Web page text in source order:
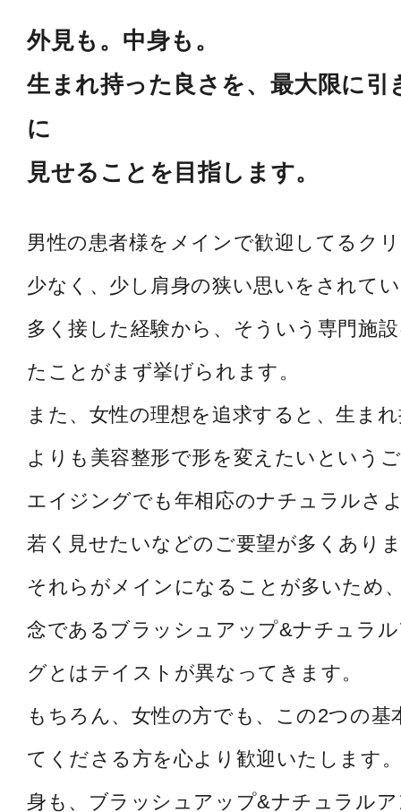
外見も。中身も。
生まれ持った良さを、最大限に引
に
見せることを目指します。
男性の患者様をメインで歓迎してるク
少なく、少し肩身の狭い思いをされて
多く接した経験から、そういう専門施
たことがまず挙げられます。
また、女性の理想を追求すると、生ま
よりも美容整形で形を変えたいという
エイジングでも年相応のナチュラルさ
若く見せたいなどのご要望が多くあり
それらがメインになることが多いため
念であるブラッシュアップ&ナチュラ
グとはテイストが異なってきます。
もちろん、女性の方でも、この2つの基
てくださる方を心より歓迎いたします
身も、ブラッシュアップ&ナチュラル